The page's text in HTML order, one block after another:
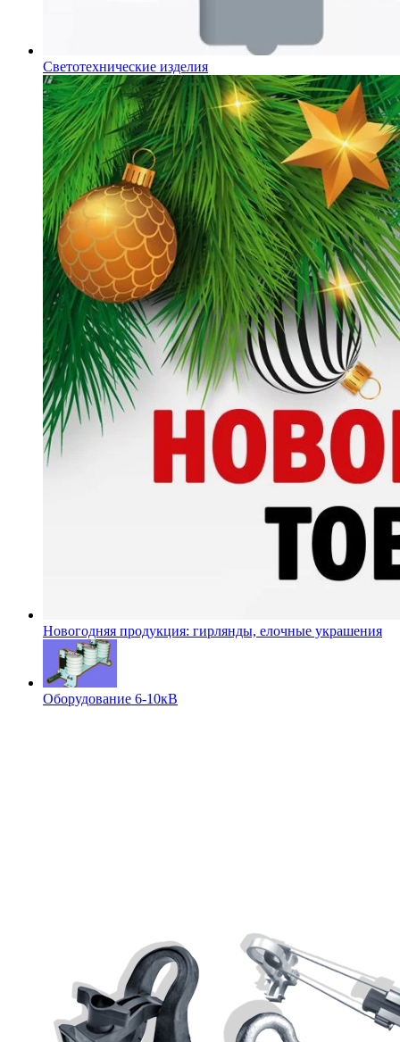
Светотехнические изделия
Новогодняя продукция: гирлянды, елочные украшения
Оборудование 6-10кВ